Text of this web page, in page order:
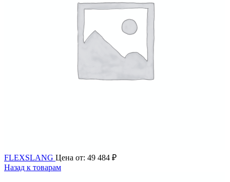
FLEXSLANG Цена от: 49 484 ₽
Назад к товарам